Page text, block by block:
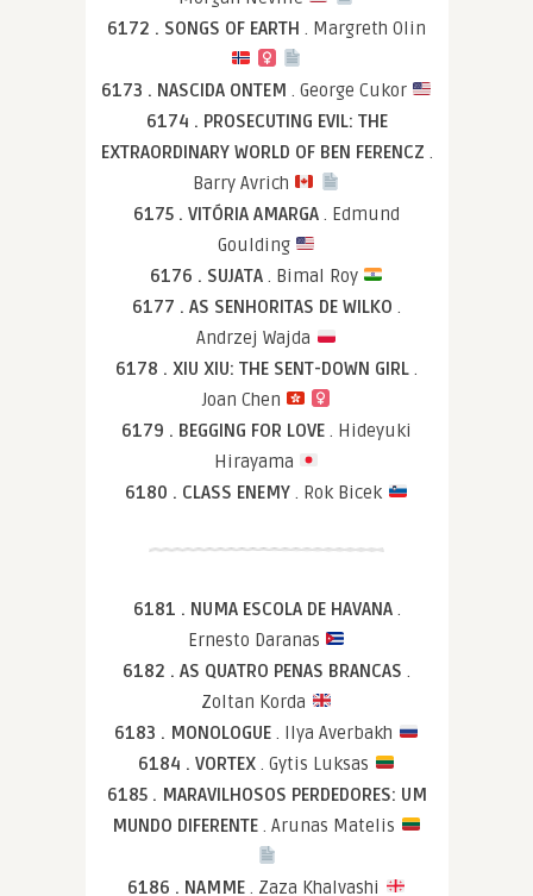
6172 . SONGS OF EARTH . Margreth Olin
6173 . NASCIDA ONTEM . George Cukor
6174 . PROSECUTING EVIL: THE
EXTRAORDINARY WORLD OF BEN FERENCZ .
Barry Avrich
6175 . VITÓRIA AMARGA . Edmund
Goulding
6176 . SUJATA . Bimal Roy
6177 . AS SENHORITAS DE WILKO .
Andrzej Wajda
6178 . XIU XIU: THE SENT-DOWN GIRL .
Joan Chen
6179 . BEGGING FOR LOVE . Hideyuki
Hirayama
6180 . CLASS ENEMY. Rok Bicek
6181 . NUMA ESCOLA DE HAVANA .
Ernesto Daranas
6182 . AS QUATRO PENAS BRANCAS .
Zoltan Korda
6183 . MONOLOGUE. Ilya Averbakh
6184 . VORTEX. Gytis Luksas
6185 . MARAVILHOSOS PERDEDORES: UM
MUNDO DIFERENTE. Arunas Matelis
6186 . NAMME. Zaza Khalvashi